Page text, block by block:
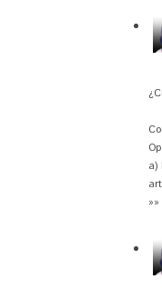
a)
»»